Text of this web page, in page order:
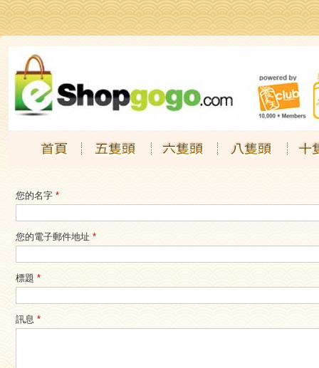
您的名字 *
您的電子郵件地址 *
標題 *
訊息 *
. . . .